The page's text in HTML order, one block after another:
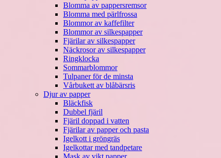
Blomma av pappersremsor
Blomma med pärlfrossa
Blommor av kaffefilter
Blommor av silkespapper
Fjärilar av silkespapper
Näckrosor av silkespapper
Ringklocka
Sommarblommor
Tulpaner för de minsta
Vårbukett av blåbärsris
Djur av papper
Bläckfisk
Dubbel fjäril
Fjäril doppad i vatten
Fjärilar av papper och pasta
Igelkott i gröngräs
Igelkottar med tandpetare
Mask av vikt papper